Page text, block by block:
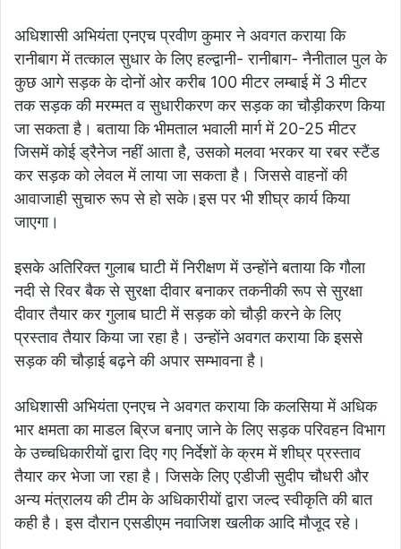
अधिशासी अभियंता एनएच प्रवीण कुमार ने अवगत कराया कि
रानीबाग में तत्काल सुधार के लिए हल्द्वानी- रानीबाग- नैनीताल पुल के
कुछ आगे सड़क के दोनों ओर करीब 100 मीटर लम्बाई में 3 मीटर
तक सड़क की मरम्मत व सुधारीकरण कर सड़क का चौड़ीकरण किया
जा सकता है। बताया कि भीमताल भवाली मार्ग में 20-25 मीटर
जिसमें कोई ड्रैनेज नहीं आता है, उसको मलवा भरकर या रबर स्टैंड
कर सड़क को लेवल में लाया जा सकता है। जिससे वाहनों की
आवाजाही सुचारु रूप से हो सके।इस पर भी शीघ्र कार्य किया
जाएगा।
इसके अतिरिक्त गुलाब घाटी में निरीक्षण में उन्होंने बताया कि गौला
नदी से रिवर बैक से सुरक्षा दीवार बनाकर तकनीकी रूप से सुरक्षा
दीवार तैयार कर गुलाब घाटी में सड़क को चौड़ी करने के लिए
प्रस्ताव तैयार किया जा रहा है। उन्होंने अवगत कराया कि इससे
सड़क की चौड़ाई बढ़ने की अपार सम्भावना है।
अधिशासी अभियंता एनएच ने अवगत कराया कि कलसिया में अधिक
भार क्षमता का माडल ब्रिज बनाए जाने के लिए सड़क परिवहन विभाग
के उच्चधिकारीयों द्वारा दिए गए निर्देशों के क्रम में शीघ्र प्रस्ताव
तैयार कर भेजा जा रहा है। जिसके लिए एडीजी सुदीप चौधरी और
अन्य मंत्रालय की टीम के अधिकारीयों द्वारा जल्द स्वीकृति की बात
कही है। इस दौरान एसडीएम नवाजिश खलीक आदि मौजूद रहे।